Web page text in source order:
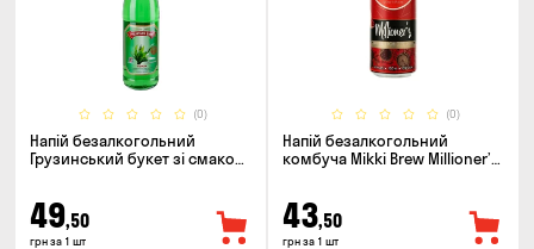
(0)
Напій безалкогольний
Грузинський букет зі смаком
49,50
грн за 1 шт
(0)
Напій безалкогольний
комбуча Mikki Brew Millioner’s
43,50
грн за 1 шт